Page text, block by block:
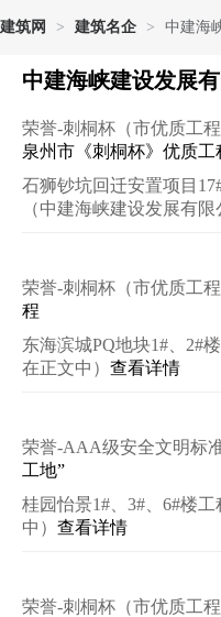
建筑网 > 建筑名企 > 中建海
中建海峡建设发展
荣誉-刺桐杯（市优质工程
泉州市《刺桐杯》优质工
石狮钞坑回迁安置项目
（中建海峡建设发展有限
荣誉-刺桐杯（市优质工程
程
东海滨城PQ地块1#、2#
在正文中） 查看详情
荣誉-AAA级安全文明标
工地”
桂园怡景1#、3#、6#楼
中） 查看详情
荣誉-刺桐杯（市优质工程